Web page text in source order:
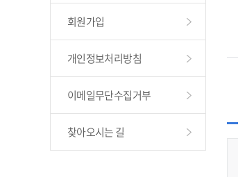
회원가입
개인정보처리방침
이메일무단수집거부
찾아오시는 길